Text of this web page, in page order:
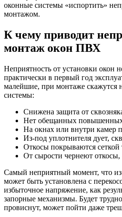
оконные системы «испортить»
монтажом.
К чему приводит
монтаж окон ПВХ
Неприятность от установки окон
практически в первый год
малейшие, при монтаже скажутся
системы:
Снижена защита от
Нет обещанных
На окнах или внутри камер
Из-под уплотнителя дует,
Откосы покрываются
От сырости чернеют откосы,
Самый неприятный момент, что
может быть установлена с
избыточное напряжение, как
запорные механизмы. Будет
провиснут, может пойти даже